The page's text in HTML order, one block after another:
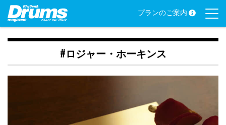
Skip
content
プランのご案内
#ロジャー・ホーキンス